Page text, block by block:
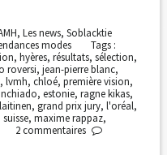
, Les news, Soblacktie
modes
Tags :
, hyères, résultats, sélection,
roversi, jean-pierre blanc,
, lvmh, chloé, première vision,
, estonie, ragne kikas,
, grand prix jury, l'oréal,
suisse, maxime rappaz,
2commentaires